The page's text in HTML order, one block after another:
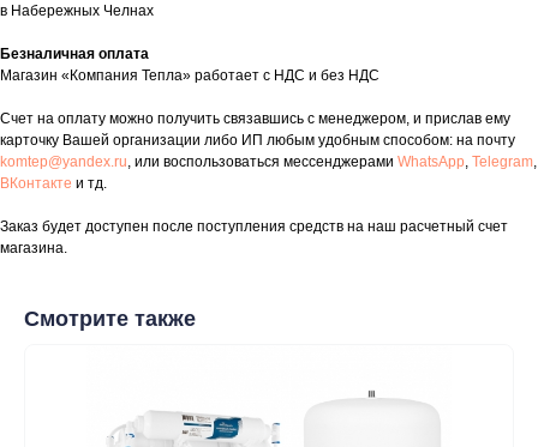
в Набережных Челнах
Безналичная оплата
Магазин «Компания Тепла» работает с НДС и без НДС
Счет на оплату можно получить связавшись с менеджером, и прислав ему
карточку Вашей организации либо ИП любым удобным способом: на почту
komtep@yandex.ru, или воспользоваться мессенджерами WhatsApp, Telegram,
ВКонтакте и тд.
Заказ будет доступен после поступления средств на наш расчетный счет
магазина.
Смотрите также
+7 (8552) 78-33-11
Каталог